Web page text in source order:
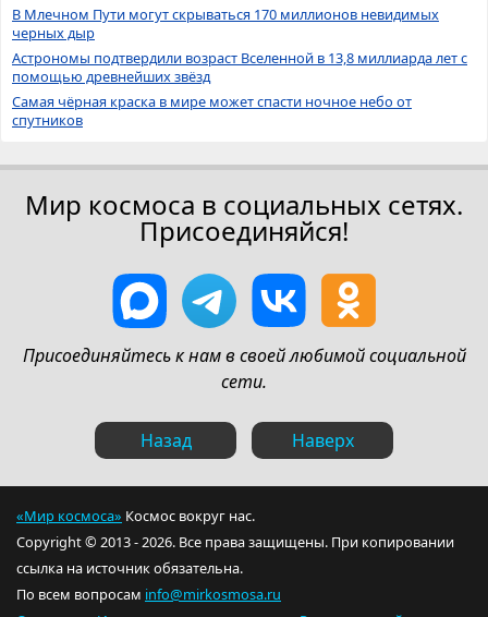
В Млечном Пути могут скрываться 170 миллионов невидимых
черных дыр
Астрономы подтвердили возраст Вселенной в 13,8 миллиарда лет с
помощью древнейших звёзд
Самая чёрная краска в мире может спасти ночное небо от
спутников
Мир космоса в социальных сетях.
Присоединяйся!
Присоединяйтесь к нам в своей любимой социальной
сети.
Назад Наверх
«Мир космоса» Космос вокруг нас.
Copyright © 2013 - 2026. Все права защищены. При копировании
ссылка на источник обязательна.
По всем вопросам info@mirkosmosa.ru